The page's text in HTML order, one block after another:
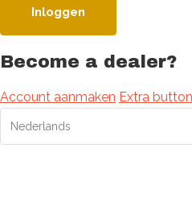
Inloggen
Become a dealer?
Account aanmaken Extra button